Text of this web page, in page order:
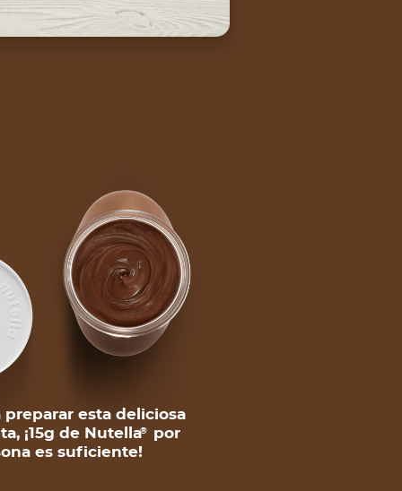
preparar esta deliciosa
¡15g de Nutella®
por
es suficiente!